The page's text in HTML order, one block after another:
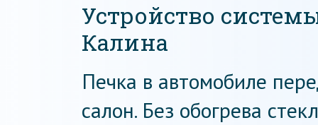
Устройство
Калина
Печка в автомобиле
салон. Без обогрева